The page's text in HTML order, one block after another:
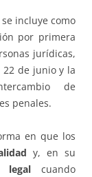
incluye como
por primera
jurídicas,
22 de junio y la
de
penales.
en que los
y, en su
legalcuando